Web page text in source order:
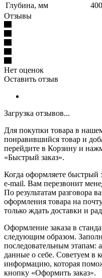
Глубина, мм
400
Отзывы
Нет оценок
Оставить отзыв
Загрузка отзывов...
Для покупки товара в
понравившийся товар и
перейдите в Корзину и
«Быстрый заказ».
Когда оформляете
e-mail. Вам перезвонит
По результатам разговора
оформления товара на
только ждать доставки и
Оформление заказа в
следующим образом.
последовательным этапам:
данные о себе. Советуем в
информацию, которая
кнопку «Оформить заказ».